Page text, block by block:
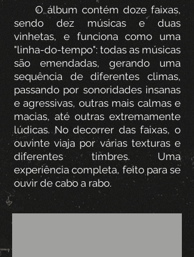
O álbum contém doze faixas,
sendo dez músicas e duas
vinhetas, e funciona como uma
"linha-do-tempo": todas as músicas
são emendadas, gerando uma
sequência de diferentes climas,
passando por sonoridades insanas
e agressivas, outras mais calmas e
macias, até outras extremamente
lúdicas. No decorrer das faixas, o
ouvinte viaja por várias texturas e
diferentes timbres. Uma
experiência completa, feito para se
ouvir de cabo a rabo.